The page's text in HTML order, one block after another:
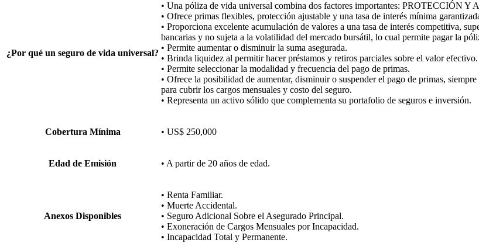
¿Por qué un seguro de vida universal?
• Una póliza de vida universal combina dos factores importantes: PROTECCIÓN Y
• Ofrece primas flexibles, protección ajustable y una tasa de interés mínima
• Proporciona excelente acumulación de valores a una tasa de interés competitiva,
bancarias y no sujeta a la volatilidad del mercado bursátil, lo cual permite pagar la
• Permite aumentar o disminuir la suma asegurada.
• Brinda liquidez al permitir hacer préstamos y retiros parciales sobre el valor efectivo.
• Permite seleccionar la modalidad y frecuencia del pago de primas.
• Ofrece la posibilidad de aumentar, disminuir o suspender el pago de primas,
para cubrir los cargos mensuales y costo del seguro.
• Representa un activo sólido que complementa su portafolio de seguros e inversión.
Cobertura Mínima • US$ 250,000
Edad de Emisión • A partir de 20 años de edad.
Anexos Disponibles
• Renta Familiar.
• Muerte Accidental.
• Seguro Adicional Sobre el Asegurado Principal.
• Exoneración de Cargos Mensuales por Incapacidad.
• Incapacidad Total y Permanente.